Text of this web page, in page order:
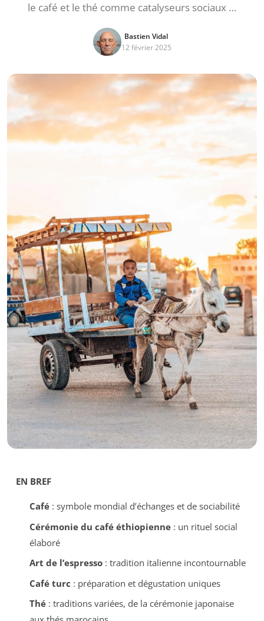
le café et le thé comme catalyseurs sociaux …
Bastien Vidal
12 février 2025
EN BREF
Café: symbole mondial d’échanges et de sociabilité
Cérémonie du café éthiopienne: un rituel social
élaboré
Art de l’espresso: tradition italienne incontournable
Café turc : préparation et dégustation uniques
Thé: traditions variées, de la cérémonie japonaise